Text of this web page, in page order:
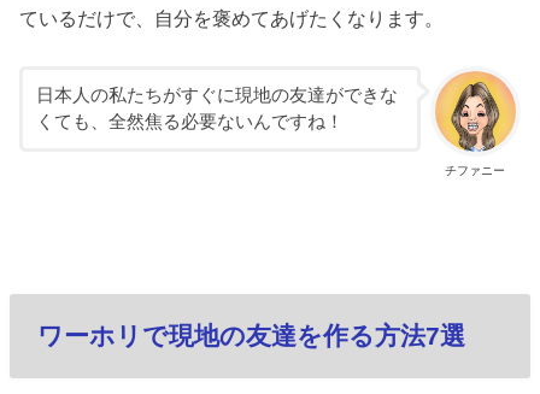
ているだけで、自分を褒めてあげたくなります。
チファニー
日本人の私たちがすぐに現地の友達ができな
くても、全然焦る必要ないんですね！
ワーホリで現地の友達を作る方法7選